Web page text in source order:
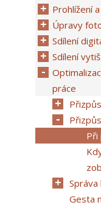
Prohlížení
Úpravy
Sdílení
Sdílení
práce
Při
Správa
Gesta